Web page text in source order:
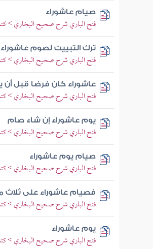
صيام عاشوراء
فتح الباري شرح صحيح البخاري >
ترك التبييت لصوم عاشوراء
فتح الباري شرح صحيح البخاري >
عاشوراء كان فرضا قبل
فتح الباري شرح صحيح البخاري >
يوم عاشوراء إن شاء صام
فتح الباري شرح صحيح البخاري >
صيام يوم عاشوراء
فتح الباري شرح صحيح البخاري >
فصيام عاشوراء على ثلاث
فتح الباري شرح صحيح البخاري >
يوم عاشوراء
فتح الباري شرح صحيح البخاري >